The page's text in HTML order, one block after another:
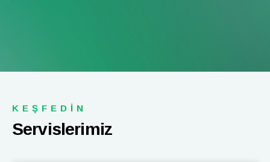
KEŞFEDİN
Servislerimiz